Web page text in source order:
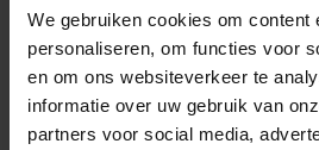
We gebruiken cookies om content
personaliseren, om functies voor
en om ons websiteverkeer te
informatie over uw gebruik van
partners voor social media,
Bestel nu!
Aantal producten